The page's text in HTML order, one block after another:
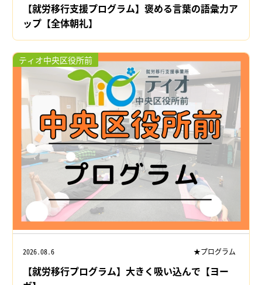
【就労移行支援プログラム】褒める言葉の語彙力ア
ップ【全体朝礼】
ティオ中央区役所前
2026.08.6 ★プログラム
【就労移行プログラム】大きく吸い込んで【ヨー